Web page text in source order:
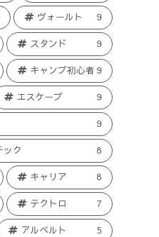
ヴォールト 9
スタンド 9
キャンプ初心者 9
エスケープ 9
9
ック 8
キャリア 8
テクトロ 7
アルベルト 5